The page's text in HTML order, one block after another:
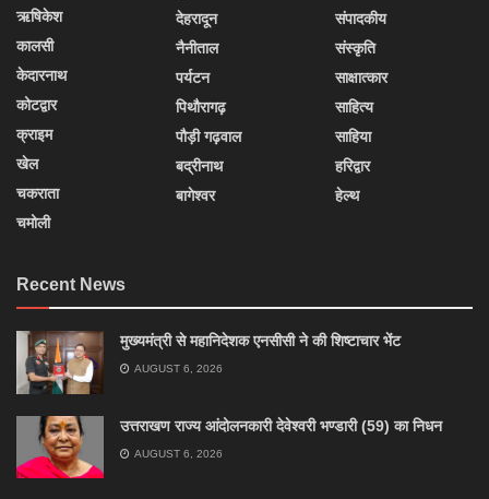
ऋषिकेश
कालसी
केदारनाथ
कोटद्वार
क्राइम
खेल
चकराता
चमोली
देहरादून
नैनीताल
पर्यटन
पिथौरागढ़
पौड़ी गढ़वाल
बद्रीनाथ
बागेश्वर
संपादकीय
संस्कृति
साक्षात्कार
साहित्य
साहिया
हरिद्वार
हेल्थ
Recent News
मुख्यमंत्री से महानिदेशक एनसीसी ने की शिष्टाचार भेंट
AUGUST 6, 2026
उत्तराखण राज्य आंदोलनकारी देवेश्वरी भण्डारी (59) का निधन
AUGUST 6, 2026